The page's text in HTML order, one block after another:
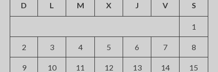
D L M X J V S
1
2 3 4 5 6 7 8
9 10 11 12 13 14 15